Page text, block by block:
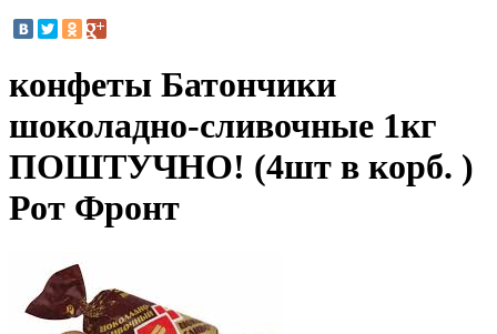
конфеты Батончики
шоколадно-сливочные 1кг
ПОШТУЧНО! (4шт в корб. )
Рот Фронт